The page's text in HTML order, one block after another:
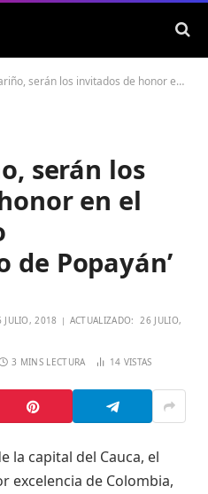
los invitados de honor en el ‘XVI Congreso Gastronómico de Popayán’
serán los
en el
de Popayán’
JULIO, 2018 ACTUALIZADO: 26 JULIO,
3 MINS LECTURA 14 VISTAS
la capital del Cauca, el
excelencia de Colombia,